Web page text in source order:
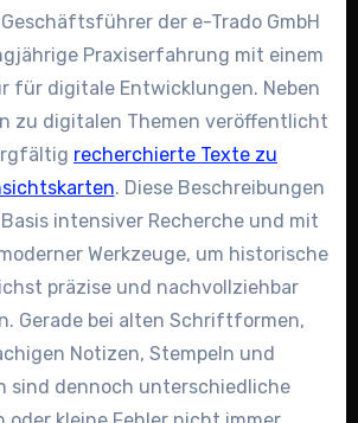
der e-Trado GmbH
Praxiserfahrung mit einem
für digitale Entwicklungen. Neben
zu digitalen Themen veröffentlicht
recherchierte Texte zu
. Diese Beschreibungen
intensiver Recherche und mit
Werkzeuge, um historische
präzise und nachvollziehbar
Gerade bei alten Schriftformen,
Notizen, Stempeln und
sind dennoch unterschiedliche